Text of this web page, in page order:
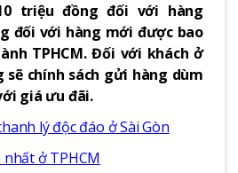
triệu đồng đối với hàng
đối với hàng mới được bao
TPHCM. Đối với khách ở
sẽ chính sách gửi hàng dùm
giá ưu đãi.
lý độc đáo ở Sài Gòn
ở TPHCM